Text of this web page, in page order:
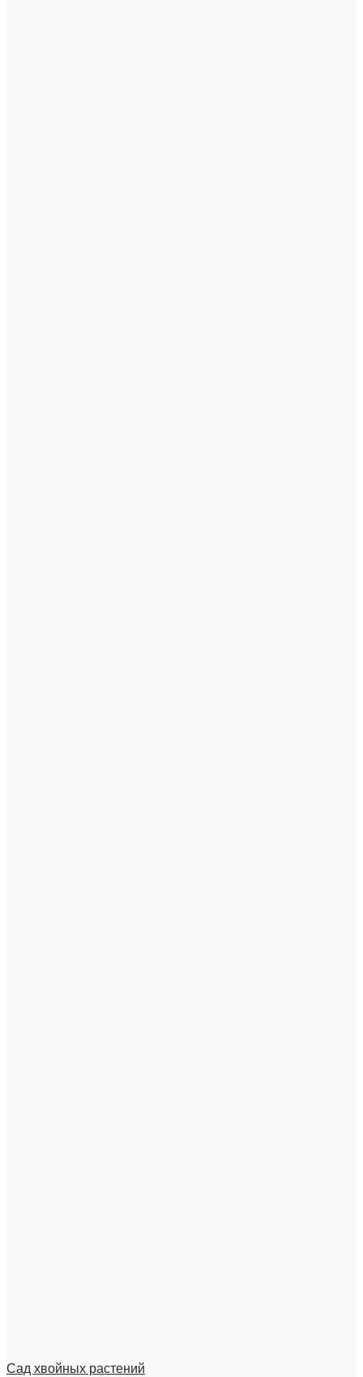
Сад хвойных растений